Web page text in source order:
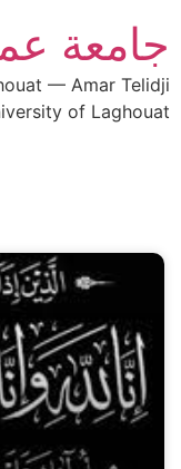
جامعة
— Amar Telidji
of Laghouat